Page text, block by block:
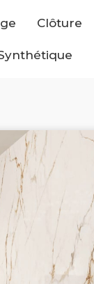
Clôture